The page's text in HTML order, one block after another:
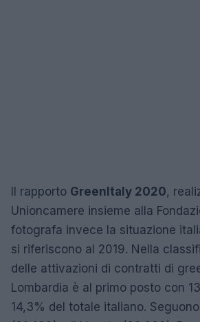
Il rapporto GreenItaly 2020,
Unioncamere insieme alla
fotografa invece la situazione
si riferiscono al 2019. Nella
delle attivazioni di contratti di
Lombardia è al primo posto con
14,3% del totale italiano. Seguono